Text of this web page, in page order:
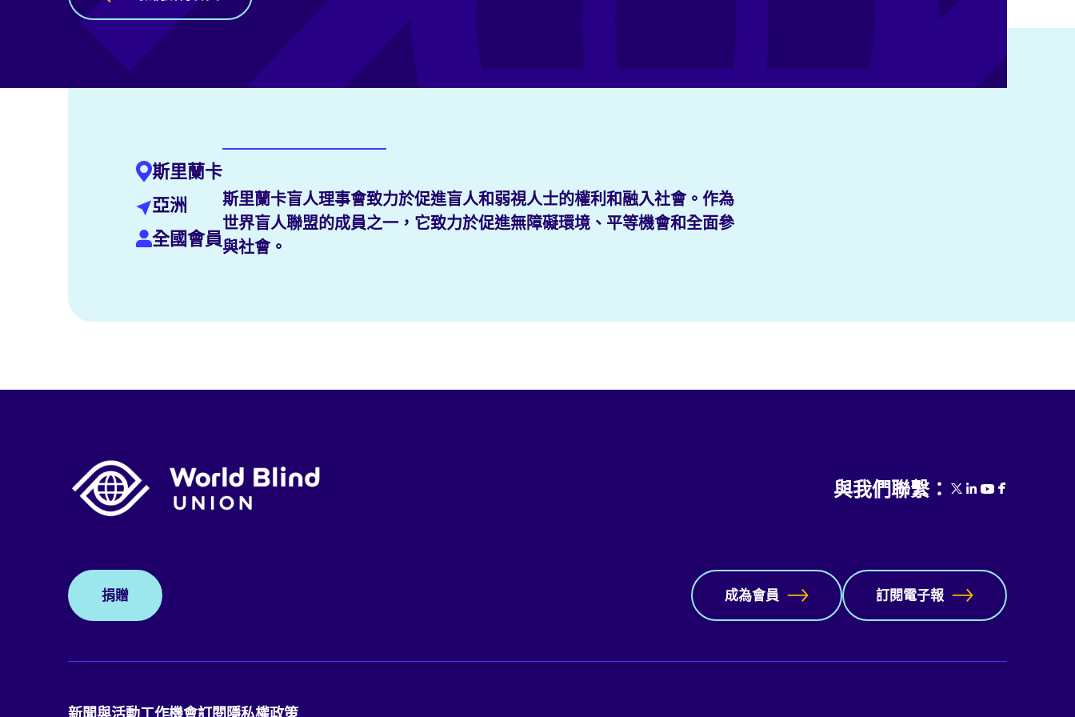
斯里蘭卡
亞洲
全國會員
斯里蘭卡盲人理事會致力於促進盲人和弱視人士的權利和融入社會。作為
世界盲人聯盟的成員之一，它致力於促進無障礙環境、平等機會和全面參
與社會。
捐贈 成為會員 訂閱電子報
與我們聯繫：